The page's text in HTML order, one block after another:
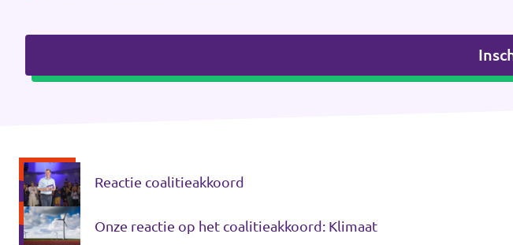
Reactie coalitieakkoord
Onze reactie op het coalitieakkoord: Klimaat